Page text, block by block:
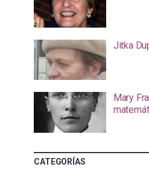
Jitka
Mary
CATEGORÍAS